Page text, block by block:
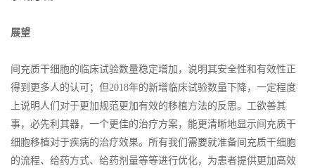
展望
间充质干细胞的临床试验数量稳定增加，说明其安全性和有效性正
得到更多人的认可；但2018年的新增临床试验数量下降，一定程度
上说明人们对于更加规范更加有效的移植方法的反思。工欲善其
事，必先利其器，一个更佳的治疗方案，能更清晰地显示间充质干
细胞移植对于疾病的治疗效果。所有我们需要就准备间充质干细胞
的流程、给药方式、给药剂量等等进行优化，为患者提供更加高效